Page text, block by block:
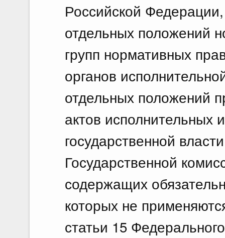
Российской
отдельных положений
групп нормативных
органов
отдельных положений
актов исполнительных
государственной
Государственной
содержащих
которых не
статьи 15